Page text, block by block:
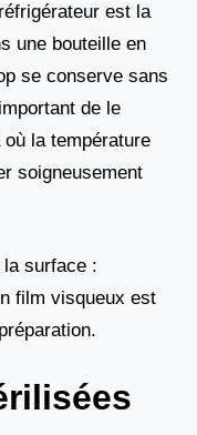
est la
une bouteille en
se conserve sans
de le
la température
soigneusement
surface :
film visqueux est